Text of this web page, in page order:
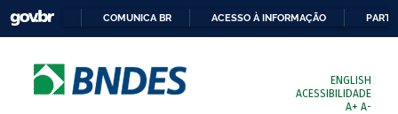
COMUNICA BR ACESSO À INFORMAÇÃO
ENGLISH
ACESSIBILIDADE
A+ A-